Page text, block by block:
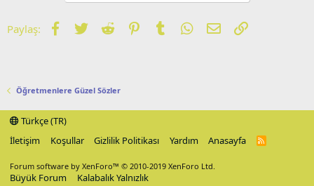
Paylaş: Facebook
TwitterReddit PinterestTumblrWhatsApp
E-postaLink
Öğretmenlere Güzel Sözler
Türkçe (TR)
İletişim
Koşullar Gizlilik Politikası Yardım Anasayfa
R
Forum software by XenForo™ © 2010-2019 XenForo Ltd.
Büyük Forum Kalabalık Yalnızlık